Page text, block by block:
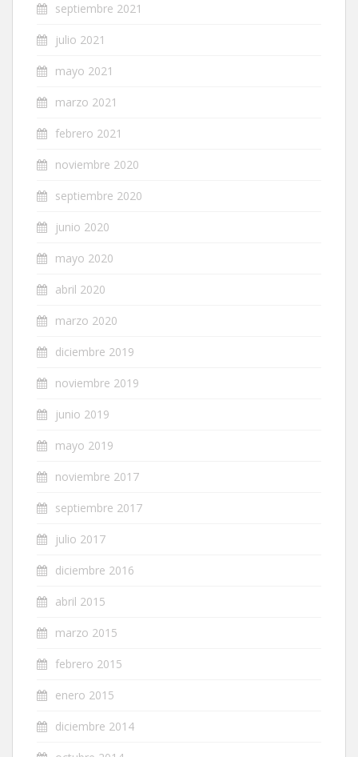
septiembre 2021
julio 2021
mayo 2021
marzo 2021
febrero 2021
noviembre 2020
septiembre 2020
junio 2020
mayo 2020
abril 2020
marzo 2020
diciembre 2019
noviembre 2019
junio 2019
mayo 2019
noviembre 2017
septiembre 2017
julio 2017
diciembre 2016
abril 2015
marzo 2015
febrero 2015
enero 2015
diciembre 2014